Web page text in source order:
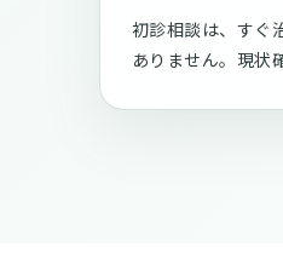
初診相談は、すぐ
ありません。現状